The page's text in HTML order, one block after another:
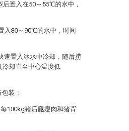
置入在50～55℃的水中，
入80～90℃的水中，时间
速置入冰水中冷却，随后捞
却直至中心温度低
装；
100kg猪后腿瘦肉和猪背